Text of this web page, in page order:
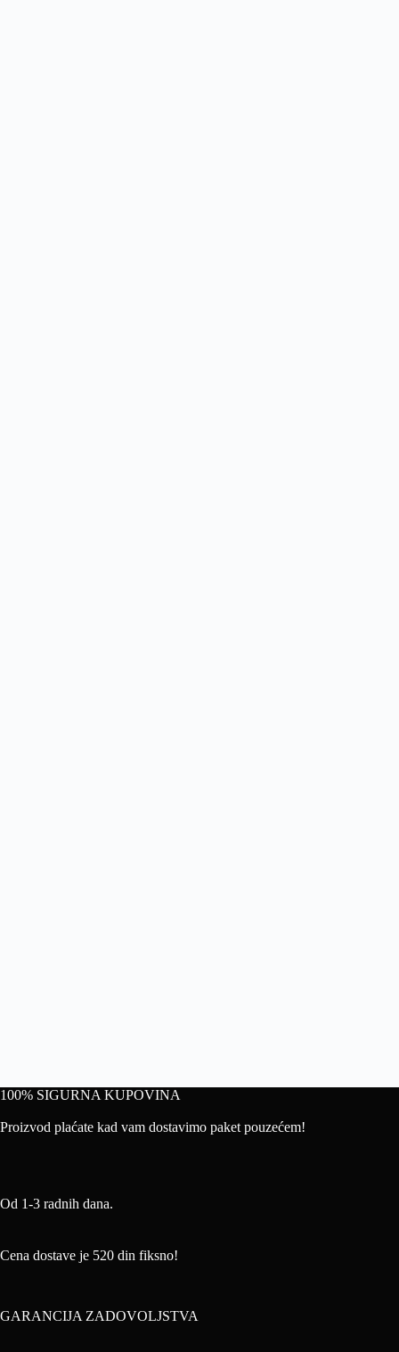
100% SIGURNA KUPOVINA
Proizvod plaćate kad vam dostavimo paket pouzećem!
Od 1-3 radnih dana.
Cena dostave je 520 din fiksno!
GARANCIJA ZADOVOLJSTVA